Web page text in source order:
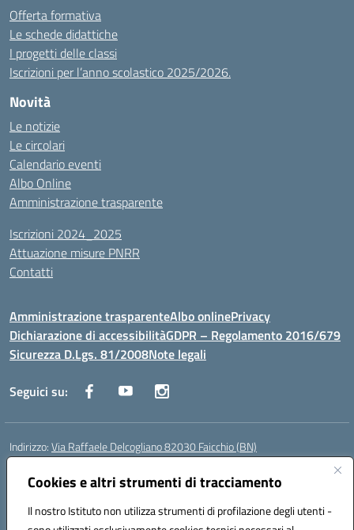
Cookies e altri strumenti di tracciamento
Il nostro Istituto non utilizza strumenti di profilazione degli utenti -
Offerta formativa
Le schede didattiche
I progetti delle classi
Iscrizioni per l’anno scolastico 2025/2026.
Novità
Le notizie
Le circolari
Calendario eventi
Albo Online
Amministrazione trasparente
Iscrizioni 2024_2025
Attuazione misure PNRR
Contatti
Amministrazione trasparenteAlbo onlinePrivacy
Dichiarazione di accessibilitàGDPR – Regolamento 2016/679
Sicurezza D.Lgs. 81/2008Note legali
Seguici su:
Indirizzo:Via Raffaele Delcogliano 82030 Faicchio (BN)
Centralino:
Posta elettronica certificata (PEC):bnis02300v@pec.istruzione.it
Codice fiscale: 90003320620
Codice meccanografico:BNIS02300V